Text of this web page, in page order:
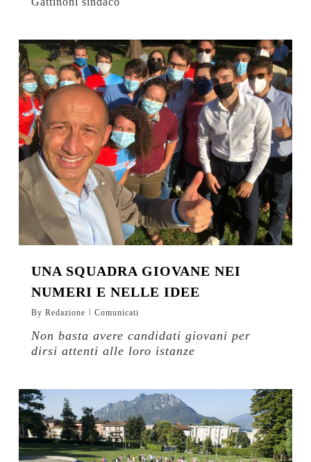
UNA SQUADRA GIOVANE NEI
NUMERI E NELLE IDEE
By Redazione Comunicati
Non basta avere candidati giovani per
dirsi attenti alle loro istanze